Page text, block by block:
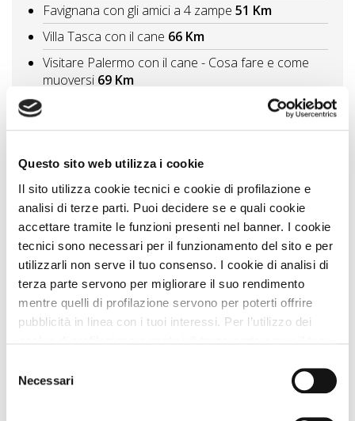
Questo sito web utilizza i cookie
Il sito utilizza cookie tecnici e cookie di profilazione e
analisi di terze parti. Puoi decidere se e quali cookie
accettare tramite le funzioni presenti nel banner. I cookie
tecnici sono necessari per il funzionamento del sito e per
utilizzarli non serve il tuo consenso. I cookie di analisi di
terza parte servono per migliorare il suo rendimento
mentre quelli di profilazione servono per poterti offrire
pubblicità in linea con i tuoi interessi. Per l’utilizzo dei
senza accettare” verranno installati solo i cookie tecnici.
Cliccando il pulsante “Accetta tutto” acconsenti all’utilizzo
di tutti i cookie. Cliccando il pulsante “mostra dettagli”
delNecessari
Favignana con gli amici a 4 zampe 51 Km
Villa Tasca con il cane 66 Km
Visitare Palermo con il cane - Cosa fare e come
muoversi 69 Km
Zampa Vacanza Consiglia